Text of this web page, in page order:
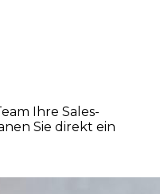
Ihre Sales-
Sie direkt ein